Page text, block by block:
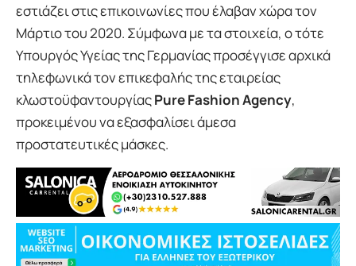
εστιάζει στις επικοινωνίες που έλαβαν χώρα τον
Μάρτιο του 2020. Σύμφωνα με τα στοιχεία, ο τότε
Υπουργός Υγείας της Γερμανίας προσέγγισε αρχικά
τηλεφωνικά τον επικεφαλής της εταιρείας
κλωστοϋφαντουργίαςPure Fashion Agency,
προκειμένου να εξασφαλίσει άμεσα
προστατευτικές μάσκες.